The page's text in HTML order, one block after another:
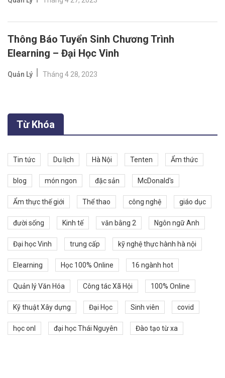
Thông Báo Tuyển Sinh Chương Trình
Elearning – Đại Học Vinh
Quản Lý Tháng 4 28, 2023
Từ Khóa
Tin tức Du lịch Hà Nội Tenten Ẩm thức
blog món ngon đặc sản McDonald's
Ẩm thực thế giới Thể thao công nghệ giáo dục
đười sống Kinh tế văn bằng 2 Ngôn ngữ Anh
Đại học Vinh trung cấp kỹ nghệ thực hành hà nội
Elearning Học 100% Online 16 ngành hot
Quản lý Văn Hóa Công tác Xã Hội 100% Online
Kỹ thuật Xây dựng Đại Học Sinh viên covid
học onl đại học Thái Nguyên Đào tạo từ xa